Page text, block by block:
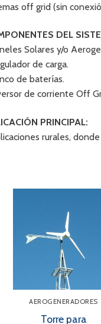
off grid (sin
DEL
Solares y/o
de carga.
de baterías.
de corriente Off
PRINCIPAL:
rurales,
AEROGENERADORES
Torre para